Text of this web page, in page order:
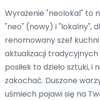
Wyrażenie "neolokal" to
"neo" (nowy) i "lokalny",
renomowany szef
aktualizacji tradycyjnych
posiłek to dzieło sztuki, i
zakochać. Duszone
uśmiech pojawi się na